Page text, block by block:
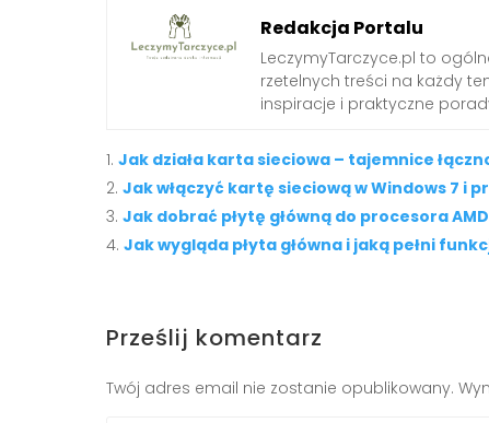
Redakcja Portalu
LeczymyTarczyce.pl to
rzetelnych treści na każdy
inspiracje i praktyczne
Jak działa karta sieciowa – tajemnice
Jak włączyć kartę sieciową w Windows 7 i
Jak dobrać płytę główną do procesora
Jak wygląda płyta główna i jaką pełni
Prześlij komentarz
Twój adres email nie zostanie opublikowany.